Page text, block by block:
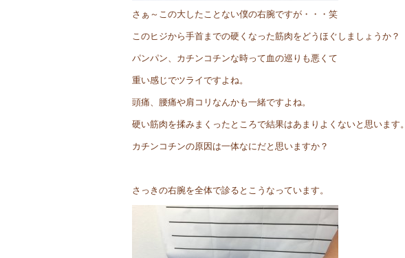
さぁ～この大したことない僕の右腕ですが・・・笑
このヒジから手首までの硬くなった筋肉をどうほぐしましょうか？
パンパン、カチンコチンな時って血の巡りも悪くて
重い感じでツライですよね。
頭痛、腰痛や肩コリなんかも一緒ですよね。
硬い筋肉を揉みまくったところで結果はあまりよくないと思います。
カチンコチンの原因は一体なにだと思いますか？
さっきの右腕を全体で診るとこうなっています。